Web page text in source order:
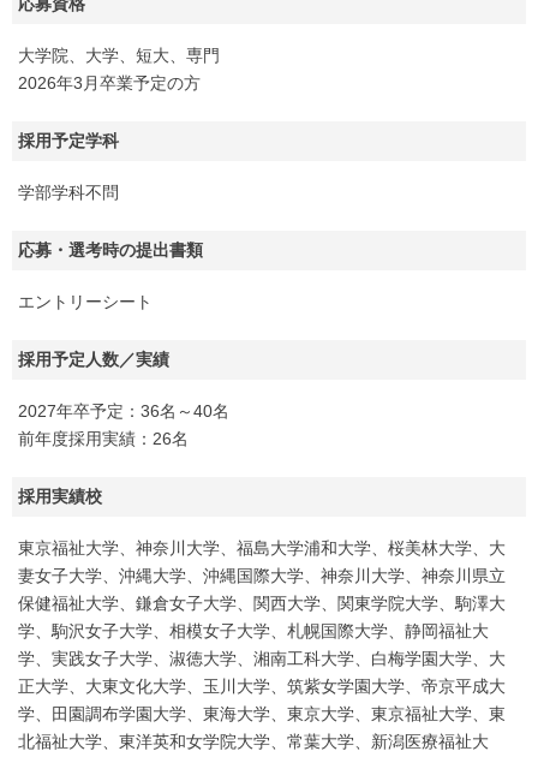
大学院、大学、短大、専門
2026年3月卒業予定の方
採用予定学科
学部学科不問
応募・選考時の提出書類
エントリーシート
採用予定人数／実績
2027年卒予定：36名～40名
前年度採用実績：26名
採用実績校
東京福祉大学、神奈川大学、福島大学浦和大学、桜美林大学、大
妻女子大学、沖縄大学、沖縄国際大学、神奈川大学、神奈川県立
保健福祉大学、鎌倉女子大学、関西大学、関東学院大学、駒澤大
学、駒沢女子大学、相模女子大学、札幌国際大学、静岡福祉大
学、実践女子大学、淑徳大学、湘南工科大学、白梅学園大学、大
正大学、大東文化大学、玉川大学、筑紫女学園大学、帝京平成大
学、田園調布学園大学、東海大学、東京大学、東京福祉大学、東
北福祉大学、東洋英和女学院大学、常葉大学、新潟医療福祉大